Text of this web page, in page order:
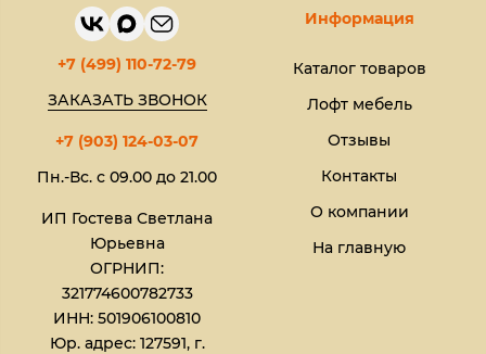
+7 (499) 110-72-79
ЗАКАЗАТЬ ЗВОНОК
+7 (903) 124-03-07
Пн.-Вс. с 09.00 до 21.00
ИП Гостева Светлана
Юрьевна​
ОГРНИП:
321774600782733
ИНН: 501906100810
Юр. адрес: 127591, г.
Информация
Каталог товаров
Лофт мебель
Отзывы
Контакты
О компании
На главную